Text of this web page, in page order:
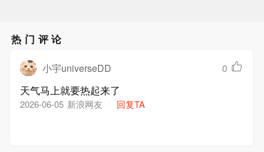
热门评论
小宇universeDD 0
天气马上就要热起来了
2026-06-05 新浪网友 回复TA